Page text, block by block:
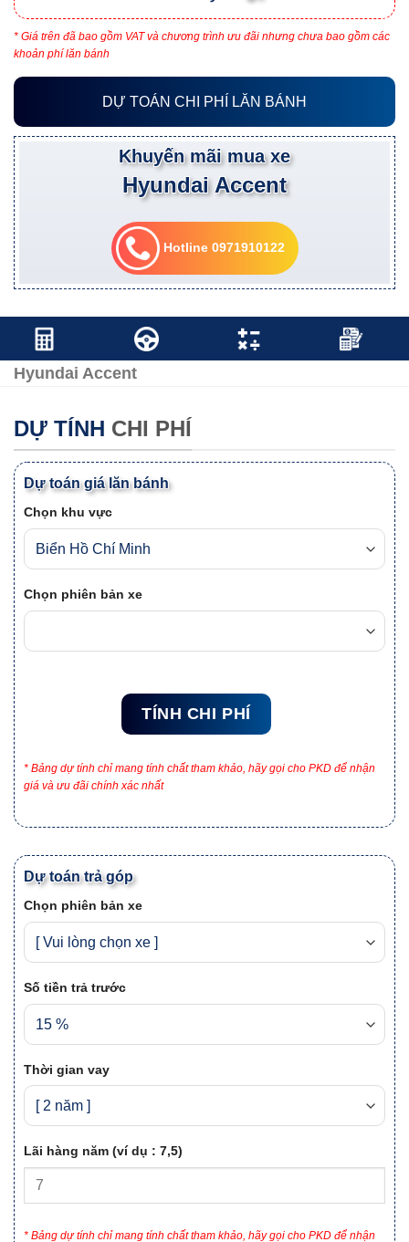
* Giá trên đã bao gồm VAT và chương trình ưu đãi nhưng chưa bao gồm các
khoản phí lăn bánh
DỰ TOÁN CHI PHÍ LĂN BÁNH
Khuyến mãi mua xe
Hyundai Accent
Hotline 0971910122
Hyundai Accent
DỰ TÍNH CHI PHÍ
Dự toán giá lăn bánh
Chọn khu vực
Chọn phiên bản xe
TÍNH CHI PHÍ
* Bảng dự tính chỉ mang tính chất tham khảo, hãy gọi cho PKD để nhận
giá và ưu đãi chính xác nhất
Dự toán trả góp
Chọn phiên bản xe
Số tiền trả trước
Thời gian vay
Lãi hàng năm (ví dụ : 7,5)
* Bảng dự tính chỉ mang tính chất tham khảo, hãy gọi cho PKD để nhận